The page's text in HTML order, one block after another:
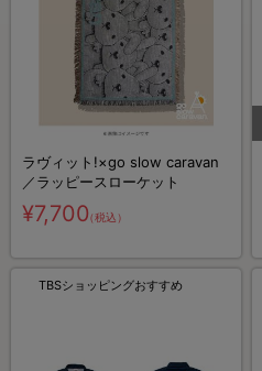
ラヴィット!×go slow caravan
／ラッピースローケット
¥7,700（税込）
TBSショッピングおすすめ